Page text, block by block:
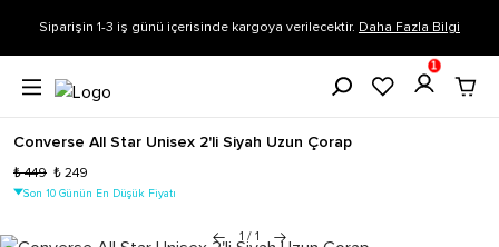
Siparişin 1-3 iş günü içerisinde kargoya verilecektir. Daha Fazla Bilgi
1
Converse All Star Unisex 2'li Siyah Uzun Çorap
₺ 449 ₺ 249
Son 10 Günün En Düşük Fiyatı
1 / 1